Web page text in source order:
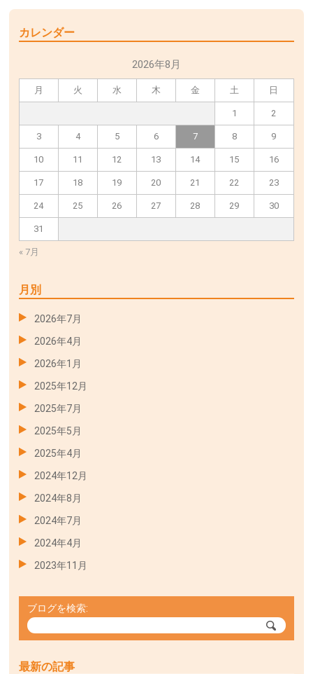
カレンダー
2026年8月
月 火 水 木 金 土 日
« 7月
1 2
3 4 5 6 7 8 9
10 11 12 13 14 15 16
17 18 19 20 21 22 23
24 25 26 27 28 29 30
31
月別
2026年7月
2026年4月
2026年1月
2025年12月
2025年7月
2025年5月
2025年4月
2024年12月
2024年8月
2024年7月
2024年4月
2023年11月
ブログを検索:
最新の記事